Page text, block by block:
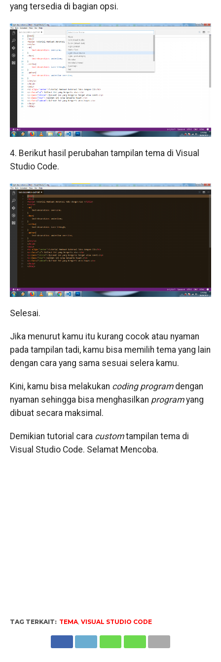
yang tersedia di bagian opsi.
4. Berikut hasil perubahan tampilan tema di Visual
Studio Code.
Selesai.
Jika menurut kamu itu kurang cocok atau nyaman
pada tampilan tadi, kamu bisa memilih tema yang lain
dengan cara yang sama sesuai selera kamu.
Kini, kamu bisa melakukan coding programdengan
nyaman sehingga bisa menghasilkan programyang
dibuat secara maksimal.
Demikian tutorial cara customtampilan tema di
Visual Studio Code. Selamat Mencoba.
TAG TERKAIT: TEMA, VISUAL STUDIO CODE